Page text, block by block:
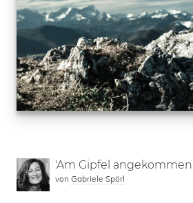
'Am Gipfel angekommen'
von Gabriele Spörl